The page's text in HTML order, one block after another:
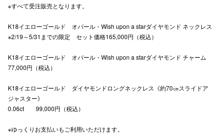
※すべて受注販売となります。
K18イエローゴールド オパール・Wish upon a starダイヤモンド ネックレス
※2/19～5/31までの限定 セット価格165,000円（税込）
K18イエローゴールド オパール・Wish upon a starダイヤモンド チャーム
77,000円（税込）
K18イエローゴールド ダイヤモンドロングネックレス《約70㎝スライドア
ジャスター》
0.06ct 99,000円（税込）
※ゆっくりお支払いもご利用いただけます。
仙台フォ